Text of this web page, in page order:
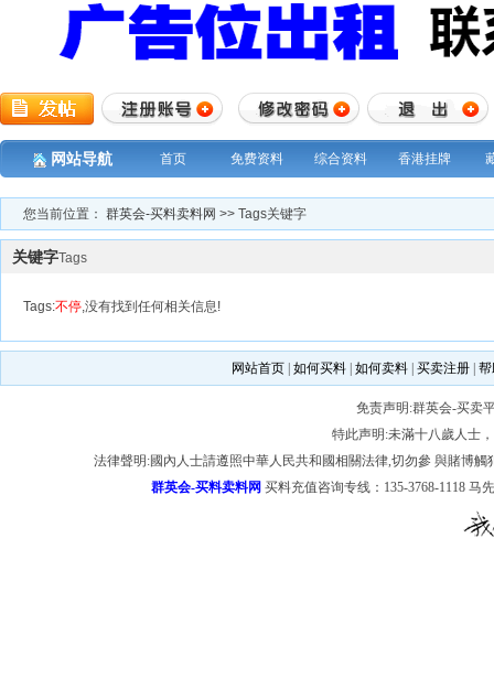
网站导航 首页 免费资料 综合资料 香港挂牌
您当前位置： 群英会-买料卖料网 >> Tags关键字
关键字Tags
Tags:不停,没有找到任何相关信息!
网站首页 如何买料 如何卖料 买卖注册
免责声明:群英会-买卖
特此声明:未滿十八歲人士
法律聲明:國內人士請遵照中華人民共和國相關法律,切勿參 與賭博
群英会-买料卖料网 买料充值咨询专线：135-3768-1118 马